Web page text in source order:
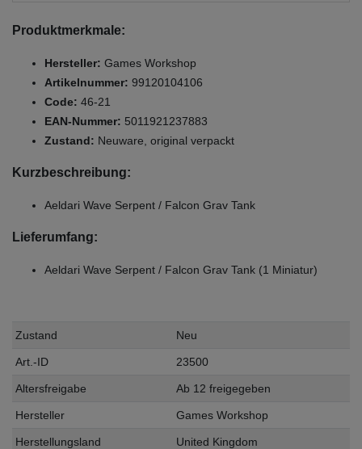
Produktmerkmale:
Hersteller: Games Workshop
Artikelnummer: 99120104106
Code: 46-21
EAN-Nummer: 5011921237883
Zustand: Neuware, original verpackt
Kurzbeschreibung:
Aeldari Wave Serpent / Falcon Grav Tank
Lieferumfang:
Aeldari Wave Serpent / Falcon Grav Tank (1 Miniatur)
Zustand Neu
Art.-ID 23500
Altersfreigabe Ab 12 freigegeben
Hersteller Games Workshop
Herstellungsland United Kingdom